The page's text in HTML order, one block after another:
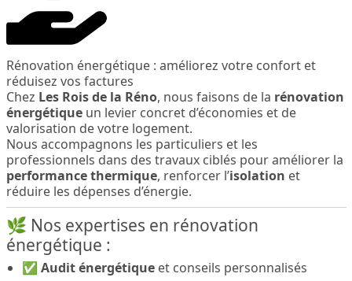
Rénovation énergétique : améliorez votre confort et
réduisez vos factures
Chez Les Rois de la Réno, nous faisons de la rénovation
énergétiqueun levier concret d’économies et de
valorisation de votre logement.
Nous accompagnons les particuliers et les
professionnels dans des travaux ciblés pour améliorer la
performance thermique, renforcer l’isolation et
réduire les dépenses d’énergie.
🌿 Nos expertises en rénovation
énergétique :
✅ Audit énergétiqueet conseils personnalisés